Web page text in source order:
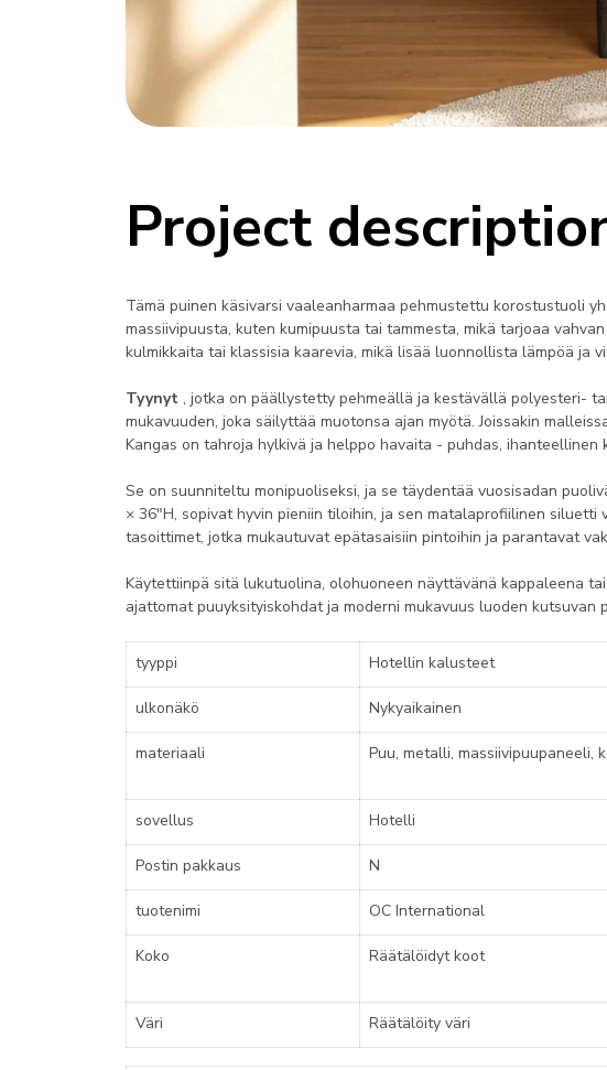
Project
Tämä puinen käsivarsi vaaleanharmaa pehmustettu korostustuoli
massiivipuusta, kuten kumipuusta tai tammesta, mikä tarjoaa
kulmikkaita tai klassisia kaarevia, mikä lisää luonnollista lämpöä ja
Tyynyt , jotka on päällystetty pehmeällä ja kestävällä polyesteri-
mukavuuden, joka säilyttää muotonsa ajan myötä. Joissakin
Kangas on tahroja hylkivä ja helppo havaita - puhdas, ihanteellinen
Se on suunniteltu monipuoliseksi, ja se täydentää vuosisadan
× 36"H, sopivat hyvin pieniin tiloihin, ja sen matalaprofiilinen
tasoittimet, jotka mukautuvat epätasaisiin pintoihin ja parantavat
Käytettiinpä sitä lukutuolina, olohuoneen näyttävänä kappaleena
ajattomat puuyksityiskohdat ja moderni mukavuus luoden kutsuvan
tyyppi Hotellin kalusteet
ulkonäkö Nykyaikainen
materiaali Puu, metalli, massiivipuupaneeli,
sovellus Hotelli
Postin pakkaus N
tuotenimi OC International
Koko Räätälöidyt koot
Väri Räätälöity väri